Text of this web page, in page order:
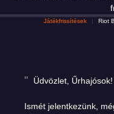
Játékfrissítések Riot
Üdvözlet, Űrhajósok!
Ismét jelentkezünk,